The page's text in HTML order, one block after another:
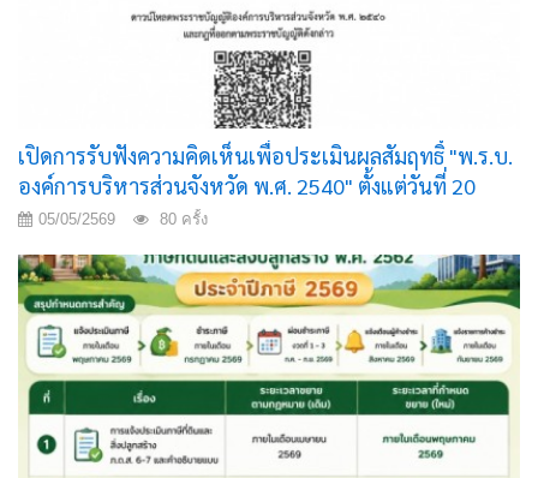
เปิดการรับฟังความคิดเห็นเพื่อประเมินผลสัมฤทธิ์ "พ.ร.บ.
องค์การบริหารส่วนจังหวัด พ.ศ. 2540" ตั้งแต่วันที่ 20
เมษายน - 20 พฤษภาคม 2569
05/05/2569 80 ครั้ง